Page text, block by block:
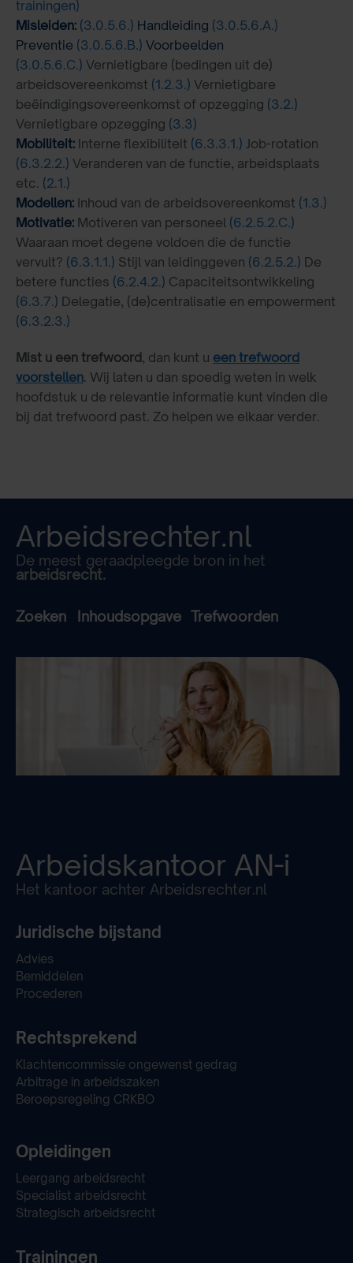
trainingen)
Misleiden: (3.0.5.6.) Handleiding (3.0.5.6.A.)
Preventie (3.0.5.6.B.) Voorbeelden
(3.0.5.6.C.) Vernietigbare (bedingen uit de)
arbeidsovereenkomst (1.2.3.) Vernietigbare
beëindigingsovereenkomst of opzegging (3.2.)
Vernietigbare opzegging (3.3)
Mobiliteit: Interne flexibiliteit (6.3.3.1.) Job-rotation
(6.3.2.2.) Veranderen van de functie, arbeidsplaats
etc. (2.1.)
Modellen: Inhoud van de arbeidsovereenkomst (1.3.)
Motivatie: Motiveren van personeel (6.2.5.2.C.)
Waaraan moet degene voldoen die de functie
vervult? (6.3.1.1.) Stijl van leidinggeven (6.2.5.2.) De
betere functies (6.2.4.2.) Capaciteitsontwikkeling
(6.3.7.) Delegatie, (de)centralisatie en empowerment
(6.3.2.3.)
Mist u een trefwoord, dan kunt u een trefwoord
voorstellen. Wij laten u dan spoedig weten in welk
hoofdstuk u de relevantie informatie kunt vinden die
bij dat trefwoord past. Zo helpen we elkaar verder.
Arbeidsrechter.nl
De meest geraadpleegde bron in het
arbeidsrecht.
Zoeken Inhoudsopgave Trefwoorden
Arbeidskantoor AN-i
Het kantoor achter Arbeidsrechter.nl
Juridische bijstand
Advies
Bemiddelen
Procederen
Rechtsprekend
Klachtencommissie ongewenst gedrag
Arbitrage in arbeidszaken
Beroepsregeling CRKBO
Opleidingen
Leergang arbeidsrecht
Specialist arbeidsrecht
Strategisch arbeidsrecht
Trainingen